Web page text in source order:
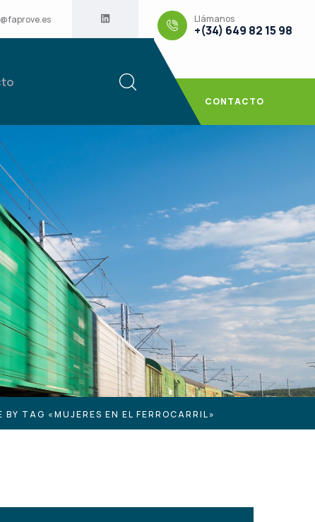
Llámanos
+(34) 649 82 15 98
CONTACTO
BY TAG «MUJERES EN EL FERROCARRIL»